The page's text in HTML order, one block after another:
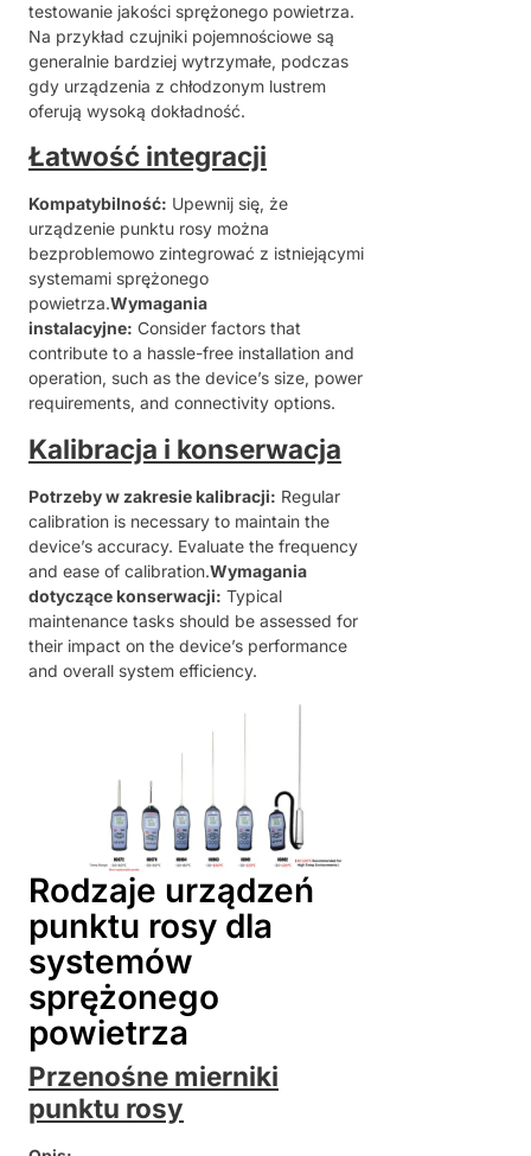
testowanie jakości sprężonego powietrza.
Na przykład czujniki pojemnościowe są
generalnie bardziej wytrzymałe, podczas
gdy urządzenia z chłodzonym lustrem
oferują wysoką dokładność.
Łatwość integracji
Kompatybilność: Upewnij się, że
urządzenie punktu rosy można
bezproblemowo zintegrować z istniejącymi
systemami sprężonego
powietrza.Wymagania
instalacyjne: Consider factors that
contribute to a hassle-free installation and
operation, such as the device’s size, power
requirements, and connectivity options.
Kalibracja i konserwacja
Potrzeby w zakresie kalibracji: Regular
calibration is necessary to maintain the
device’s accuracy. Evaluate the frequency
and ease of calibration.Wymagania
dotyczące konserwacji: Typical
maintenance tasks should be assessed for
their impact on the device’s performance
and overall system efficiency.
Rodzaje urządzeń
punktu rosy dla
systemów
sprężonego
powietrza
Przenośne mierniki
punktu rosy